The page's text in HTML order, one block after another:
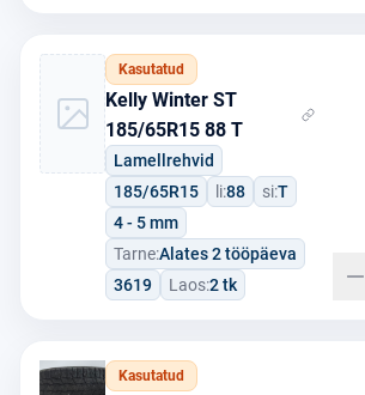
Kasutatud
Kelly Winter ST
185/65R15 88 T
Lamellrehvid
185/65R15
li:88 si:T
4 - 5 mm
Tarne:Alates 2 tööpäeva
3619
Laos:2 tk
Kasutatud